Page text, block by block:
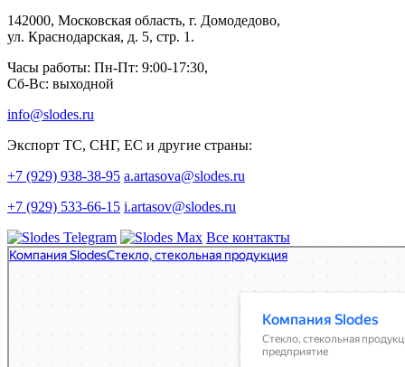
142000, Московская область, г. Домодедово,
ул. Краснодарская, д. 5, стр. 1.
Часы работы: Пн-Пт: 9:00-17:30,
Сб-Вс: выходной
info@slodes.ru
Экспорт ТС, СНГ, ЕС и другие страны:
+7 (929) 938-38-95 a.artasova@slodes.ru
+7 (929) 533-66-15 i.artasov@slodes.ru
Все контакты